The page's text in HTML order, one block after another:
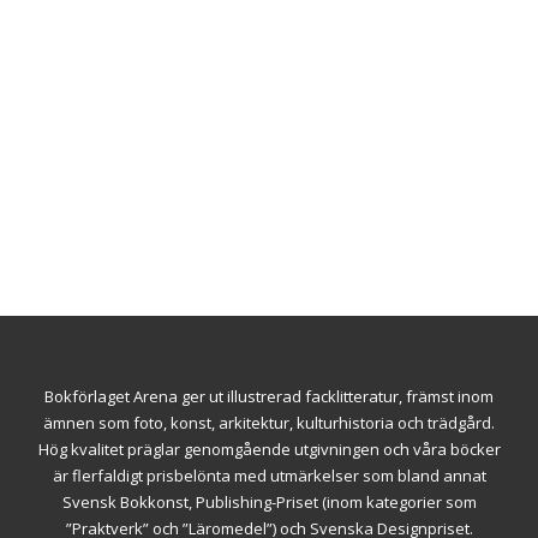
Bokförlaget Arena ger ut illustrerad facklitteratur, främst inom
ämnen som foto, konst, arkitektur, kulturhistoria och trädgård.
Hög kvalitet präglar genomgående utgivningen och våra böcker
är flerfaldigt prisbelönta med utmärkelser som bland annat
Svensk Bokkonst, Publishing-Priset (inom kategorier som
”Praktverk” och ”Läromedel”) och Svenska Designpriset.